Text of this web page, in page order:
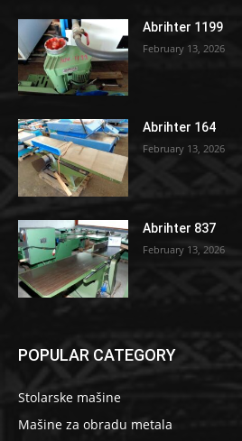
Abrihter 1199
February 13, 2026
Abrihter 164
February 13, 2026
Abrihter 837
February 13, 2026
POPULAR CATEGORY
Stolarske mašine
Mašine za obradu metala